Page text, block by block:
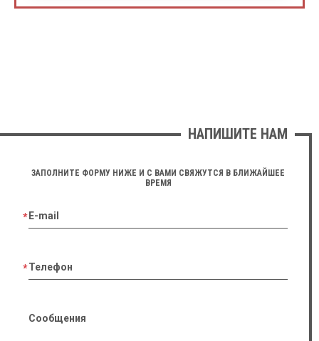
НАПИШИТЕ НАМ
ЗАПОЛНИТЕ ФОРМУ НИЖЕ И С ВАМИ СВЯЖУТСЯ В БЛИЖАЙШЕЕ
ВРЕМЯ
E-mail
Телефон
Сообщения